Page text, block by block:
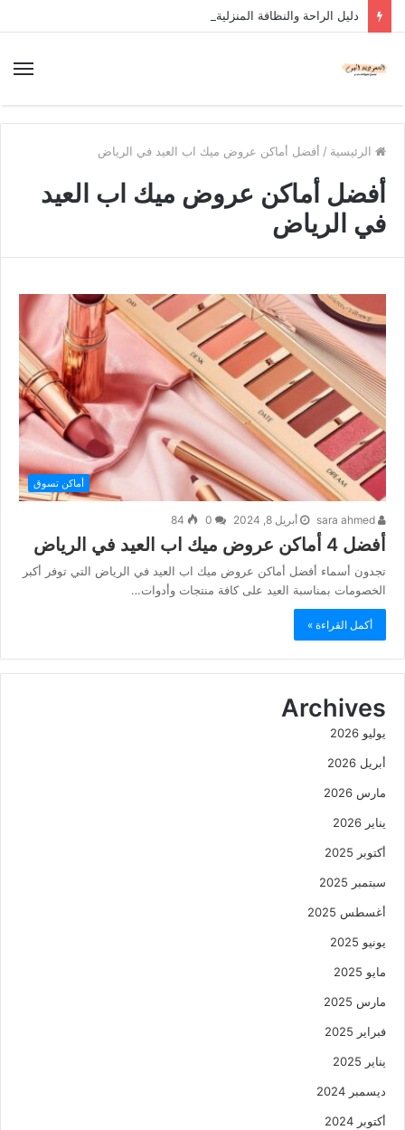
دليل الراحة والنظافة المنزلية
الرئيسية / أفضل أماكن عروض ميك اب العيد في الرياض
أفضل أماكن عروض ميك اب العيد
في الرياض
أماكن تسوق
أبريل 8, 2024 84
أفضل 4 أماكن عروض ميك اب العيد في الرياض
تجدون أسماء أفضل أماكن عروض ميك اب العيد في الرياض التي توفر أكبر
الخصومات بمناسبة العيد على كافة منتجات وأدوات…
أكمل القراءة »
Archives
يوليو 2026
أبريل 2026
مارس 2026
يناير 2026
أكتوبر 2025
سبتمبر 2025
أغسطس 2025
يونيو 2025
مايو 2025
مارس 2025
فبراير 2025
يناير 2025
ديسمبر 2024
أكتوبر 2024